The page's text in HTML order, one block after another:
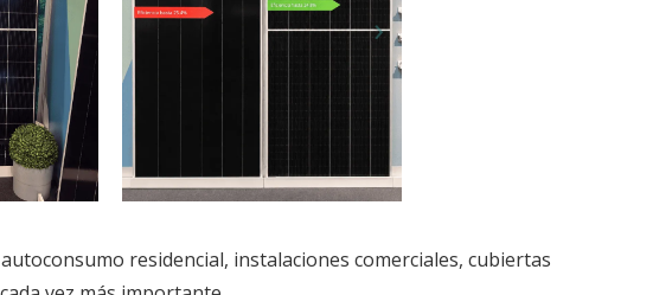
residencial, instalaciones comerciales, cubiertas